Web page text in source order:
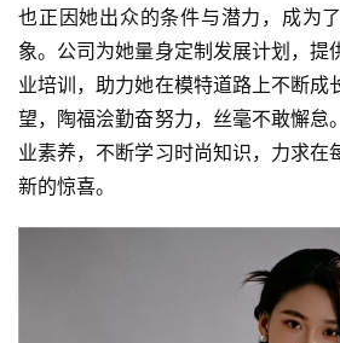
也正因她出众的条件与潜力，成为
象。公司为她量身定制发展计划，提
业培训，助力她在模特道路上不断成
望，陶福浍勤奋努力，丝毫不敢懈怠
业素养，不断学习时尚知识，力求在
新的惊喜。